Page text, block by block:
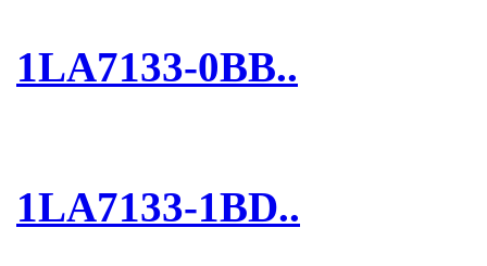
1LA7133-0BB..
1LA7133-1BD..